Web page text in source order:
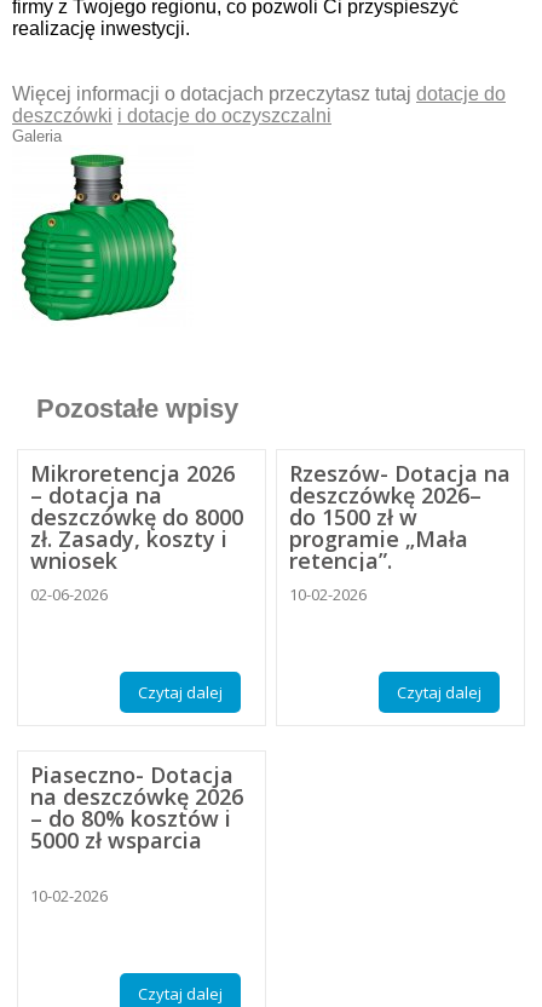
firmy z Twojego regionu, co pozwoli Ci przyspieszyć
realizację inwestycji.
Więcej informacji o dotacjach przeczytasz tutaj dotacje do
deszczówki i dotacje do oczyszczalni
Galeria
Pozostałe wpisy
Mikroretencja 2026
– dotacja na
deszczówkę do 8000
zł. Zasady, koszty i
wniosek
02-06-2026
Czytaj dalej
Rzeszów- Dotacja na
deszczówkę 2026–
do 1500 zł w
programie „Mała
retencja”.
10-02-2026
Czytaj dalej
Piaseczno- Dotacja
na deszczówkę 2026
– do 80% kosztów i
5000 zł wsparcia
10-02-2026
Czytaj dalej